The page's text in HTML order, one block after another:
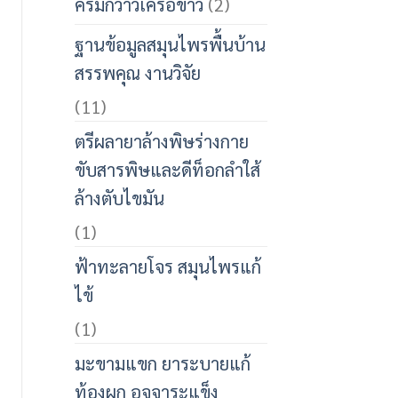
ฐานข้อมูลสมุนไพรพื้นบ้าน
สรรพคุณ งานวิจัย
(11)
ตรีผลายาล้างพิษร่างกาย
ขับสารพิษและดีท็อกลำใส้
ล้างตับไขมัน
(1)
ฟ้าทะลายโจร สมุนไพรแก้
ไข้
(1)
มะขามแขก ยาระบายแก้
ท้องผูก อุจจาระแข็ง